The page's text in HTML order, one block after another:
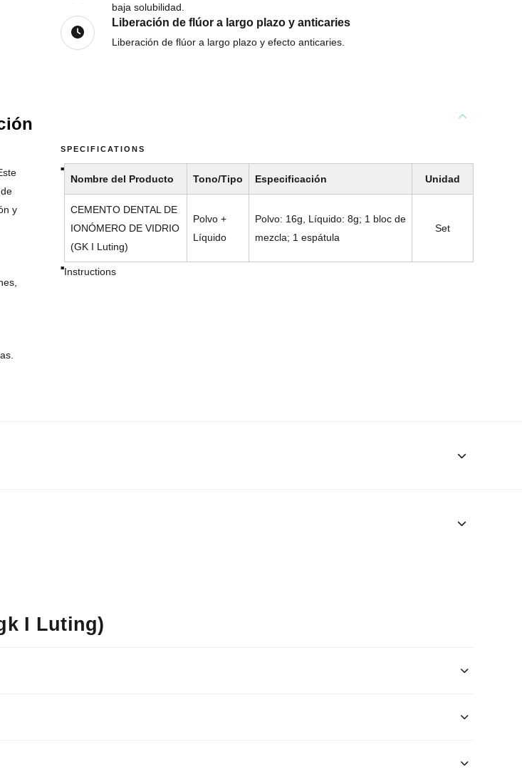
baja solubilidad.
Liberación de flúor a largo plazo y anticaries
Liberación de flúor a largo plazo y efecto anticaries.
y
SPECIFICATIONS
Nombre del Producto Tono/Tipo Especificación Unidad
CEMENTO DENTAL DE
IONÓMERO DE VIDRIO
(GK I Luting)
Polvo +
Líquido
Polvo: 16g, Líquido: 8g; 1 bloc de
mezcla; 1 espátula
Set
Instructions
I Luting)